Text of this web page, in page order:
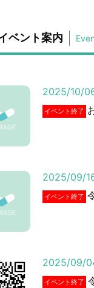
ベント案内
2025/10/
イベント終了
2025/09/
イベント終了
2025/09/
イベント終了